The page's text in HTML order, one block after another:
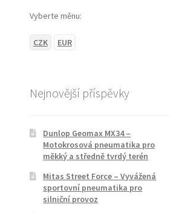
Vyberte měnu:
CZK EUR
Nejnovější příspěvky
Dunlop Geomax MX34 –
Motokrosová pneumatika pro
měkký a středně tvrdý terén
Mitas Street Force – Vyvážená
sportovní pneumatika pro
silniční provoz